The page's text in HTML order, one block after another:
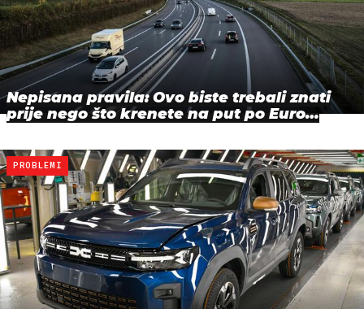
Nepisana pravila: Ovo biste trebali znati
prije nego što krenete na put po Euro…
PROBLEMI